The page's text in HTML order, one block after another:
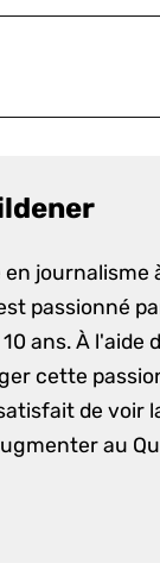
journalisme
passionné
ans. À l'aide
cette
de voir
au